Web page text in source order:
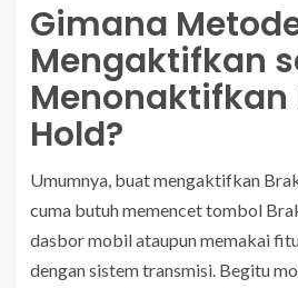
Gimana
Mengaktifkan
Menonaktifkan
Hold?
Umumnya, buat mengaktifkan
cuma butuh memencet tombol
dasbor mobil ataupun memakai
dengan sistem transmisi. Begitu